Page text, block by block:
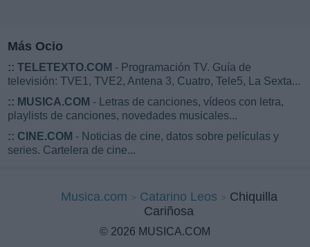
Más Ocio
:: TELETEXTO.COM - Programación TV. Guía de
televisión: TVE1, TVE2, Antena 3, Cuatro, Tele5, La Sexta...
:: MUSICA.COM - Letras de canciones, vídeos con letra,
playlists de canciones, novedades musicales...
:: CINE.COM - Noticias de cine, datos sobre películas y
series. Cartelera de cine...
Musica.com Catarino Leos
Chiquilla
Cariñosa
© 2026 MUSICA.COM